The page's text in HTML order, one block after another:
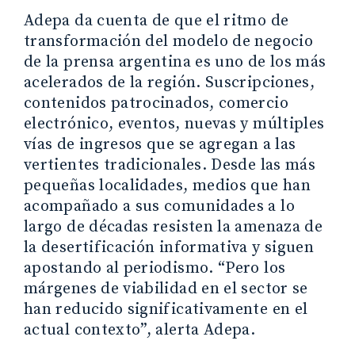
Adepa da cuenta de que el ritmo de
transformación del modelo de negocio
de la prensa argentina es uno de los más
acelerados de la región. Suscripciones,
contenidos patrocinados, comercio
electrónico, eventos, nuevas y múltiples
vías de ingresos que se agregan a las
vertientes tradicionales. Desde las más
pequeñas localidades, medios que han
acompañado a sus comunidades a lo
largo de décadas resisten la amenaza de
la desertificación informativa y siguen
apostando al periodismo. “Pero los
márgenes de viabilidad en el sector se
han reducido significativamente en el
actual contexto”, alerta Adepa.